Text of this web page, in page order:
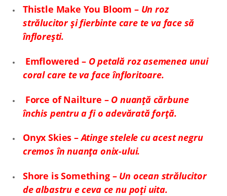
Thistle Make You Bloom – Un roz
strălucitor și fierbinte care te va face să
înflorești.
Emflowered – O petală roz asemenea unui
coral care te va face înfloritoare.
Force of Nailture – O nuanță cărbune
închis pentru a fi o adevărată forță.
Onyx Skies –Atinge stelele cu acest negru
cremos în nuanța onix-ului.
Shore is Something – Un ocean strălucitor
de albastru e ceva ce nu poți uita.